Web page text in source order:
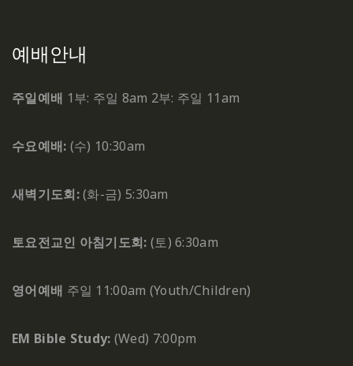
예배안내
주일예배 1부: 주일 8am 2부: 주일 11am
수요예배: (수) 10:30am
새벽기도회:(화-금) 5:30am
토요전교인 아침기도회: (토) 6:30am
영어예배 주일 11:00am (Youth/Children)
EM Bible Study: (Wed) 7:00pm